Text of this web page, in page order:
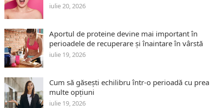
iulie 20, 2026
Aportul de proteine devine mai important în
perioadele de recuperare și înaintare în vârstă
iulie 19, 2026
Cum să găsești echilibru într-o perioadă cu prea
multe opțiuni
iulie 19, 2026